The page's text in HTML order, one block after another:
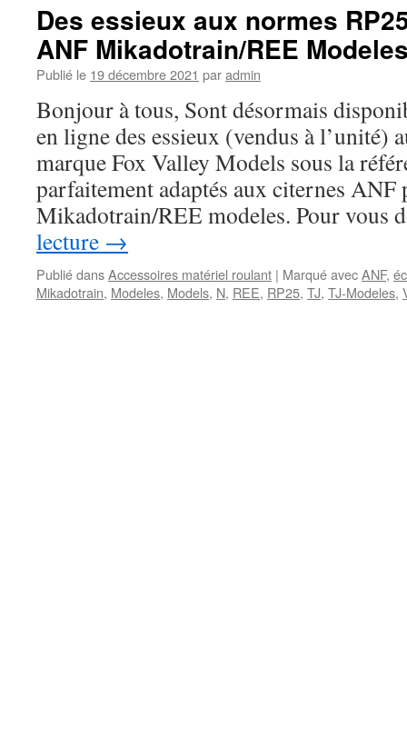
Des essieux aux normes
ANF Mikadotrain/REE
Publié le 19 décembre 2021 paradmin
Bonjour à tous, Sont désormais
en ligne des essieux (vendus à l’unité)
marque Fox Valley Models sous la
parfaitement adaptés aux citernes ANF
Mikadotrain/REE modeles. Pour
lecture →
Publié dansAccessoires matériel roulant | Marqué avecANF,
Mikadotrain, Modeles, Models, N, REE, RP25, TJ, TJ-Modeles,